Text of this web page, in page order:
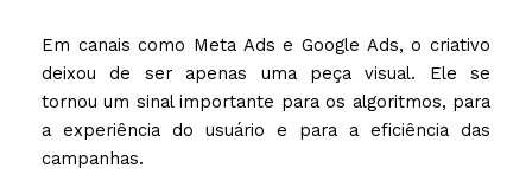
Em canais como Meta Ads e Google Ads, o criativo
deixou de ser apenas uma peça visual. Ele se
tornou um sinal importante para os algoritmos, para
a experiência do usuário e para a eficiência das
campanhas.